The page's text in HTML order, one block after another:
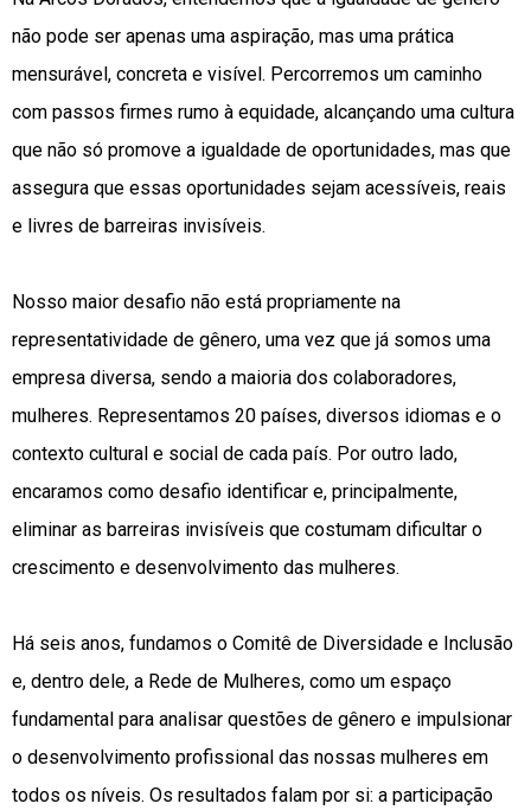
não pode ser apenas uma aspiração, mas uma prática
mensurável, concreta e visível. Percorremos um caminho
com passos firmes rumo à equidade, alcançando uma cultura
que não só promove a igualdade de oportunidades, mas que
assegura que essas oportunidades sejam acessíveis, reais
e livres de barreiras invisíveis.
Nosso maior desafio não está propriamente na
representatividade de gênero, uma vez que já somos uma
empresa diversa, sendo a maioria dos colaboradores,
mulheres. Representamos 20 países, diversos idiomas e o
contexto cultural e social de cada país. Por outro lado,
encaramos como desafio identificar e, principalmente,
eliminar as barreiras invisíveis que costumam dificultar o
crescimento e desenvolvimento das mulheres.
Há seis anos, fundamos o Comitê de Diversidade e Inclusão
e, dentro dele, a Rede de Mulheres, como um espaço
fundamental para analisar questões de gênero e impulsionar
o desenvolvimento profissional das nossas mulheres em
todos os níveis. Os resultados falam por si: a participação